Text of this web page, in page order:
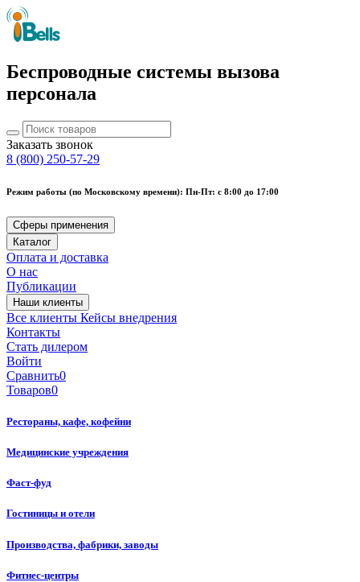
Беспроводные системы вызова
персонала
Заказать звонок
8 (800) 250-57-29
Режим работы (по Московскому времени): Пн-Пт: с 8:00 до 17:00
Сферы применения
Каталог
Оплата и доставка
О нас
Публикации
Наши клиенты
Все клиенты Кейсы внедрения
Контакты
Стать дилером
Войти
Сравнить0
Товаров0
Рестораны, кафе, кофейни
Медицинские учреждения
Фаст-фуд
Гостиницы и отели
Производства, фабрики, заводы
Фитнес-центры